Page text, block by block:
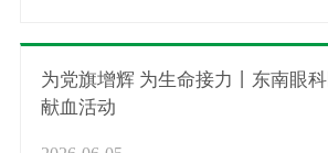
为党旗增辉 为生命接力丨东南眼
献血活动